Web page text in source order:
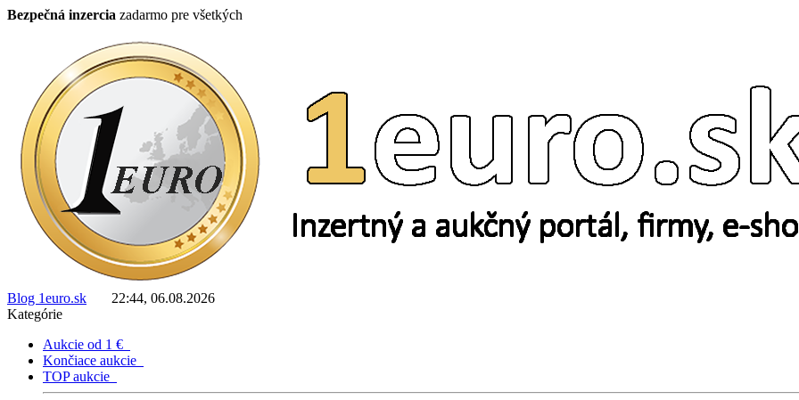
Bezpečná inzercia zadarmo pre všetkých
Blog 1euro.sk 22:44, 06.08.2026
Kategórie
Aukcie od 1 €
Končiace aukcie
TOP aukcie